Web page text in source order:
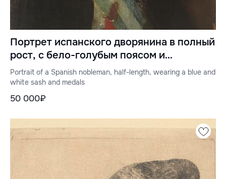
Портрет испанского дворянина в полный
рост, с бело-голубым поясом и
медалями
Portrait of a Spanish nobleman, half-length, wearing a blue and
white sash and medals
50 000₽